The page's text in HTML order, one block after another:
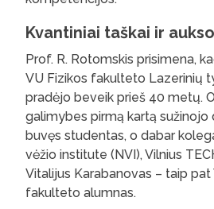
Kvantiniai taškai ir
Prof. R. Rotomskis prisimena,
VU Fizikos fakulteto Lazerinių
pradėjo beveik prieš 40 metų.
galimybes pirmą kartą sužinojo
buvęs studentas, o dabar
vėžio institute (NVI), Vilnius
Vitalijus Karabanovas – taip pat
fakulteto alumnas.